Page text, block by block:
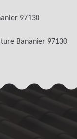
97130
Bananier 97130